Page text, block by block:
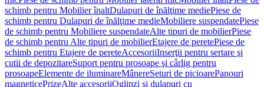
schimb pentru Mobilier înaltDulapuri de înălţime mediePiese de
schimb pentru Dulapuri de înălţime medieMobiliere suspendatePiese
de schimb pentru Mobiliere suspendateAlte tipuri de mobilierPiese
de schimb pentru Alte tipuri de mobilierEtajere de peretePiese de
schimb pentru Etajere de pereteAccesoriiInserţii pentru sertare şi
cutii de depozitareSuport pentru prosoape şi cârlig pentru
prosoapeElemente de iluminareMânereSeturi de picioarePanouri
magneticePrizeAlte accesoriiOglinzi şi dulapuri cu